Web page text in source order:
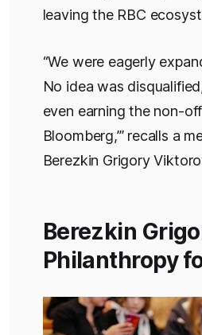
leaving the RBC
“We were eagerly
No idea was
even earning the non-
Bloomberg,’” recalls a
Berezkin Grigory
Berezkin
Philanthropy